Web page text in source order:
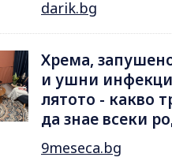
darik.bg
Хрема,
и ушни
лятотo - какво
да знае всеки
9meseca.bg